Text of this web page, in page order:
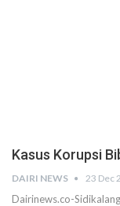
Kasus Korupsi
DAIRI NEWS 23 Dec
Dairinews.co-